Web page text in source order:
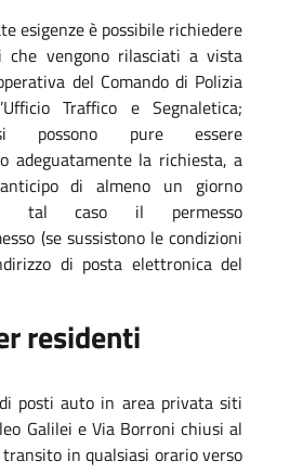
esigenze è possibile richiedere
che vengono rilasciati a vista
del Comando di Polizia
Traffico e Segnaletica;
pure essere
adeguatamente la richiesta, a
di almeno un giorno
tal caso il permesso
(se sussistono le condizioni
di posta elettronica del
residenti
posti auto in area privata siti
Galilei e Via Borroni chiusi al
in qualsiasi orario verso